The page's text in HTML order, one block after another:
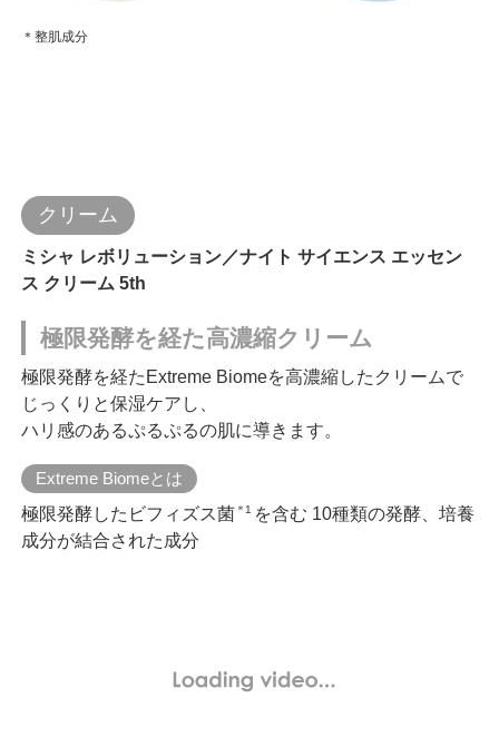
＊整肌成分
クリーム
ミシャ レボリューション／ナイト サイエンス エッセン
ス クリーム 5th
極限発酵を経た高濃縮クリーム
極限発酵を経たExtreme Biomeを高濃縮したクリームで
じっくりと保湿ケアし、
ハリ感のあるぷるぷるの肌に導きます。
Extreme Biomeとは
極限発酵したビフィズス菌 ＊1 を含む 10種類の発酵、培養
成分が結合された成分